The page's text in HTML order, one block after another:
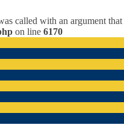
called with an argument that
on line 6170